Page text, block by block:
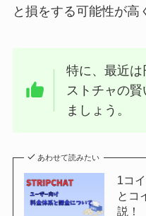
と損をする可能性が高
特に、最近は
ストチャの
ましょう。
あわせて読みたい
1コ
とコ
説！